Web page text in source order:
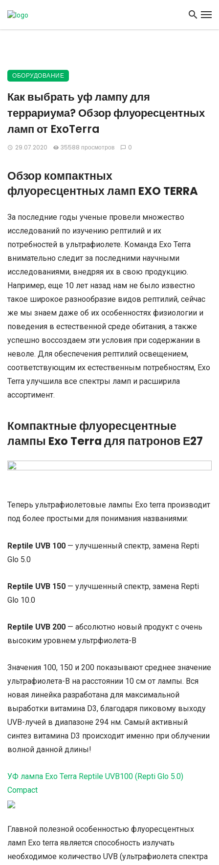
ОБОРУДОВАНИЕ
Как выбрать уф лампу для
террариума? Обзор флуоресцентных
ламп от ExoTerra
29.07.2020 35588 просмотров 0
Обзор компактных
флуоресцентных ламп EXO TERRA
За последние годы ученые провели множество
исследований по изучению рептилий и их
потребностей в ультрафиолете. Команда Exo Terra
внимательно следит за последними научными
исследованиями, внедряя их в свою продукцию.
Например, еще 10 лет назад нам не было известно
такое широкое разнообразие видов рептилий, сейчас
же мы знаем даже об их особенностях физиологии и
поведения в естественной среде обитания, а также
успешно воссоздаем эти условия при содержании в
неволе. Для обеспечения рептилий освещением,
соответствующим их естественным потребностям, Exo
Terra улучшила все спектры ламп и расширила
ассортимент.
Компактные флуоресцентные
лампы Exo Terra для патронов Е27
Теперь ультрафиолетовые лампы Exo terra производит
под более простыми для понимания названиями:
Reptile UVB 100 — улучшенный спектр, замена Repti
Glo 5.0
Reptile UVB 150 — улучшенный спектр, замена Repti
Glo 10.0
Reptile UVB 200 — абсолютно новый продукт с очень
высоким уровнем ультрфиолета-B
Значения 100, 150 и 200 показывают среднее значение
ультрафиолета-B на расстоянии 10 см от лампы. Вся
новая линейка разработана для максимальной
выработки витамина D3, благодаря пиковому выходу
UVB-лучей в диапазоне 294 нм. Самый активный
синтез витамина D3 происходит именно при облучении
волной данной длины!
УФ лампа Exo Terra Reptile UVB100 (Repti Glo 5.0)
Compact
Главной полезной особенностью флуоресцентных
ламп Exo terra является способность излучать
необходимое количество UVB (ультрафиолета спектра